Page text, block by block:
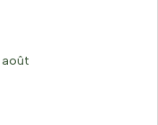
août